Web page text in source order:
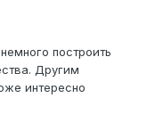
построить
Другим
интересно